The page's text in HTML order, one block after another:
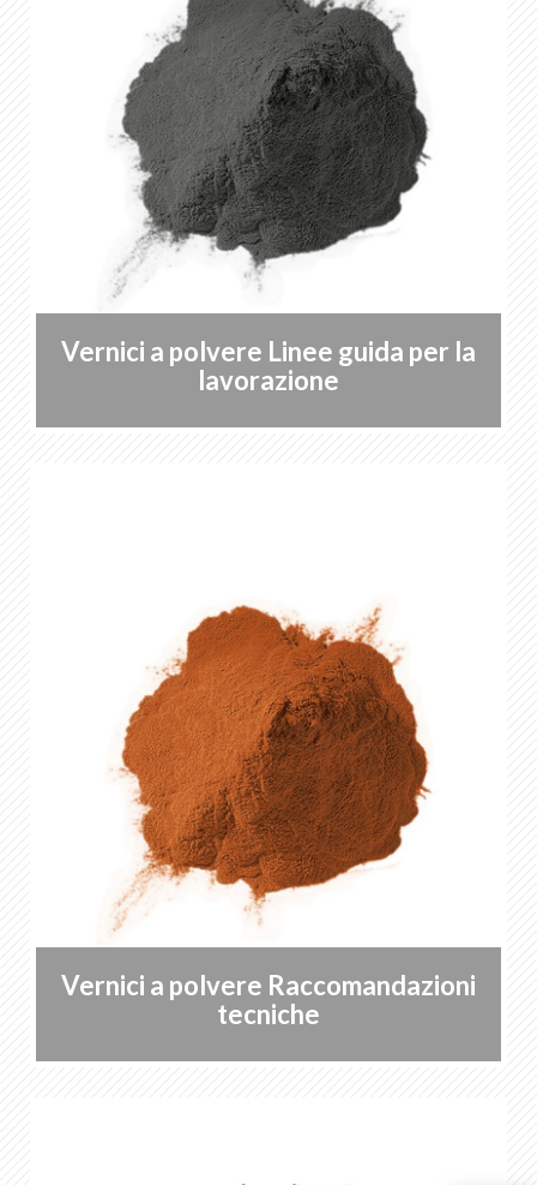
Lista dei preferiti 0
Informazioni su KABE Farben
Punti vendita
FR EN
Vernici a polvere Linee guida per la
lavorazione
Vernici a polvere Raccomandazioni
tecniche